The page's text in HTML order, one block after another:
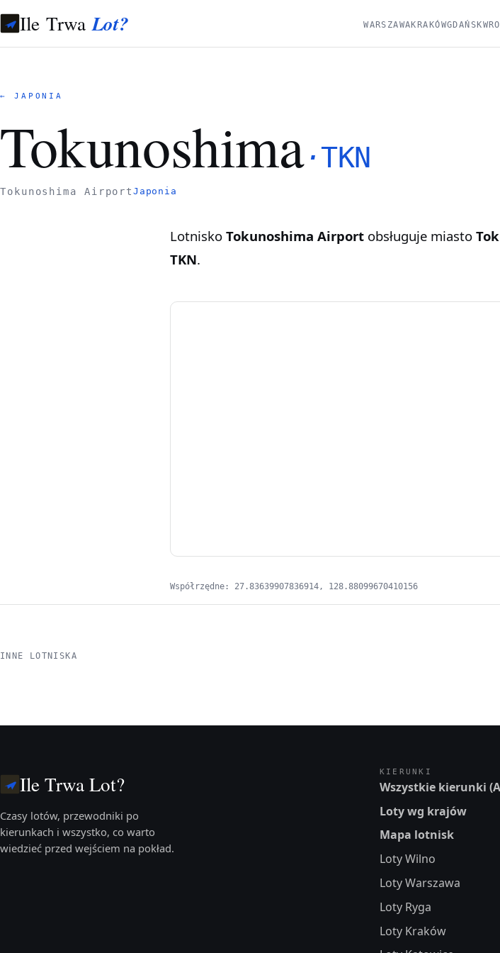
Ile TrwaLot? WARSZAWAKRAKÓWGDAŃSK
← JAPONIA
Tokunoshima·TKN
Tokunoshima AirportJaponia
Lotnisko Tokunoshima Airport obsługuje miasto
TKN.
Współrzędne: 27.83639907836914, 128.88099670410156
INNE LOTNISKA
Ile Trwa Lot?
Czasy lotów, przewodniki po
kierunkach i wszystko, co warto
wiedzieć przed wejściem na pokład.
KIERUNKI
Wszystkie kierunki
Loty wg krajów
Mapa lotnisk
Loty Wilno
Loty Warszawa
Loty Ryga
Loty Kraków